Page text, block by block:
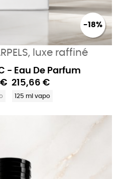
-18%
luxe raffiné
- Eau De Parfum
215,66 €
125 ml vapo